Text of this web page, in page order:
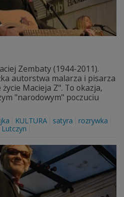
Zembaty (1944-2011).
autorstwa malarza i pisarza
Macieja Z". To okazja,
"narodowym" poczuciu
KULTURA satyra
rozrywka
Lutczyn